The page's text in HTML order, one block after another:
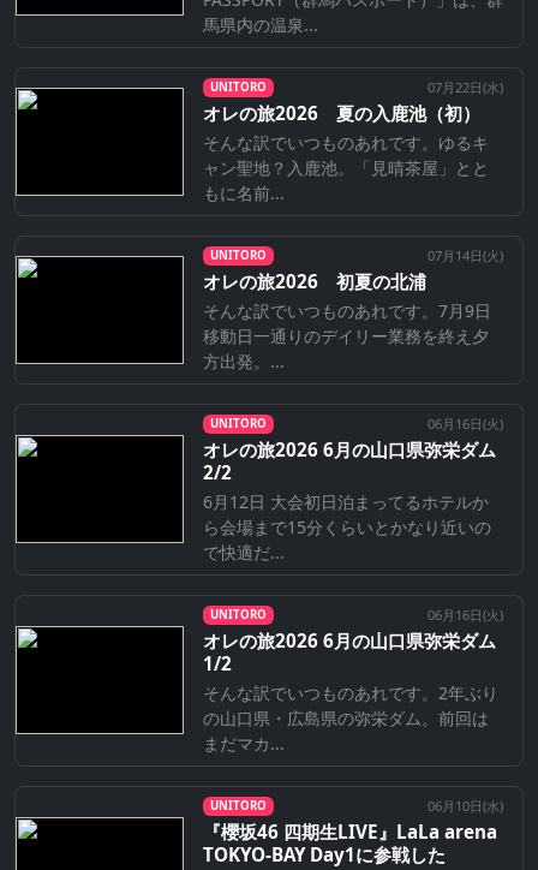
馬県内の温泉...
UNITORO 07月22日(水)
オレの旅2026 夏の入鹿池（初）
そんな訳でいつものあれです。ゆるキ
ャン聖地？入鹿池。「見晴茶屋」とと
もに名前...
UNITORO 07月14日(火)
オレの旅2026 初夏の北浦
そんな訳でいつものあれです。7月9日
移動日一通りのデイリー業務を終え夕
方出発。...
UNITORO 06月16日(火)
オレの旅2026 6月の山口県弥栄ダム
2/2
6月12日 大会初日泊まってるホテルか
ら会場まで15分くらいとかなり近いの
で快適だ...
UNITORO 06月16日(火)
オレの旅2026 6月の山口県弥栄ダム
1/2
そんな訳でいつものあれです。2年ぶり
の山口県・広島県の弥栄ダム。前回は
まだマカ...
UNITORO 06月10日(水)
『櫻坂46 四期生LIVE』LaLa arena
TOKYO-BAY Day1に参戦した